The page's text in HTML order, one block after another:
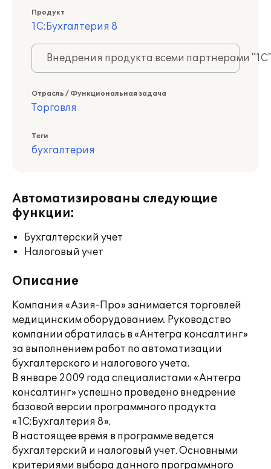
Продукт
1С:Бухгалтерия 8
Внедрения продукта всеми партнерами
Отрасль / Функциональная задача
Торговля
Теги
бухгалтерия
Автоматизированы следующие
функции:
Бухгалтерский учет
Налоговый учет
Описание
Компания «Азия-Про» занимается торговлей
медицинским оборудованием. Руководство
компании обратилась в «Антегра консалтинг»
за выполнением работ по автоматизации
бухгалтерского и налогового учета.
В январе 2009 года специалистами «Антегра
консалтинг» успешно проведено внедрение
базовой версии программного продукта
«1С:Бухгалтерия 8».
В настоящее время в программе ведется
бухгалтерский и налоговый учет. Основными
критериями выбора данного программного